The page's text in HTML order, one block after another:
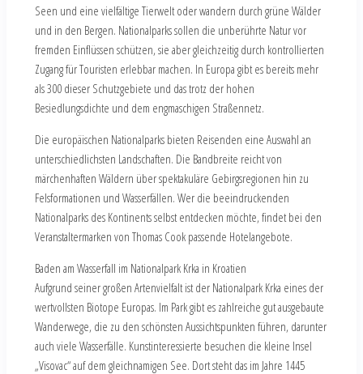
Seen und eine vielfältige Tierwelt oder wandern durch grüne Wälder
und in den Bergen. Nationalparks sollen die unberührte Natur vor
fremden Einflüssen schützen, sie aber gleichzeitig durch kontrollierten
Zugang für Touristen erlebbar machen. In Europa gibt es bereits mehr
als 300 dieser Schutzgebiete und das trotz der hohen
Besiedlungsdichte und dem engmaschigen Straßennetz.
Die europäischen Nationalparks bieten Reisenden eine Auswahl an
unterschiedlichsten Landschaften. Die Bandbreite reicht von
märchenhaften Wäldern über spektakuläre Gebirgsregionen hin zu
Felsformationen und Wasserfällen. Wer die beeindruckenden
Nationalparks des Kontinents selbst entdecken möchte, findet bei den
Veranstaltermarken von Thomas Cook passende Hotelangebote.
Baden am Wasserfall im Nationalpark Krka in Kroatien
Aufgrund seiner großen Artenvielfalt ist der Nationalpark Krka eines der
wertvollsten Biotope Europas. Im Park gibt es zahlreiche gut ausgebaute
Wanderwege, die zu den schönsten Aussichtspunkten führen, darunter
auch viele Wasserfälle. Kunstinteressierte besuchen die kleine Insel
„Visovac“ auf dem gleichnamigen See. Dort steht das im Jahre 1445